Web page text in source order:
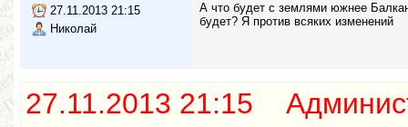
27.11.2013 21:15
Николай
А что будет с землями южнее
будет? Я против всяких изменений
27.11.2013 21:15